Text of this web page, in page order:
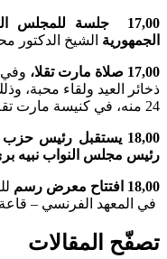
17,00 جلسة
الجمهورية الشيخ الدكتور
17,00 صلاة مارت تقلا،
وفي
24 منه، في كنيسة مارت تقلا – الحازمية.
18,00 يستقبل رئيس
رئيس مجلس النواب نبيه
18,00 افتتاح معرض رسم
في المعهد الفرنسي –
تصفّح المقالات